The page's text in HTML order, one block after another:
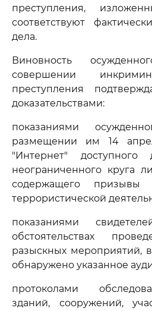
преступления,
соответствуют
дела.
Виновность
совершении
преступления
доказательствами:
показаниями
размещении им 14
"Интернет" доступного
неограниченного круга
содержащего призывы
террористической
показаниями
обстоятельствах
разыскных мероприятий,
обнаружено указанное
протоколами
зданий, сооружений,